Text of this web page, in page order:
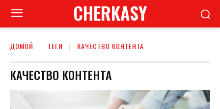
CHERKASY
ДОМОЙ ТЕГИ КАЧЕСТВО КОНТЕНТА
КАЧЕСТВО КОНТЕНТА